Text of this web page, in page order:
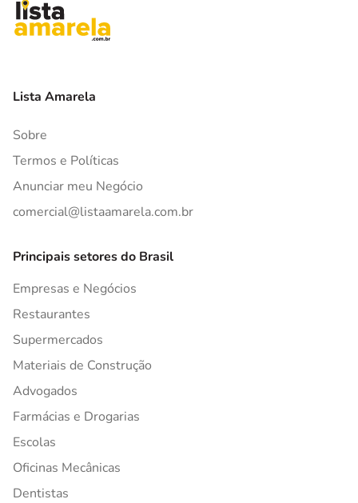
Lista Amarela
Sobre
Termos e Políticas
Anunciar meu Negócio
comercial@listaamarela.com.br
Principais setores do Brasil
Empresas e Negócios
Restaurantes
Supermercados
Materiais de Construção
Advogados
Farmácias e Drogarias
Escolas
Oficinas Mecânicas
Dentistas